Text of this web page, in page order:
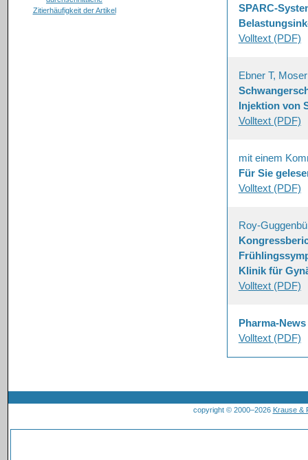
SPARC-
Volltext (PDF)
Ebner T,
Injektion von
Volltext (PDF)
mit einem
Für Sie
Volltext (PDF)
Roy-
Klinik für
Volltext (PDF)
Pharma-News
Volltext (PDF)
copyright © 2000–2026 Krause &